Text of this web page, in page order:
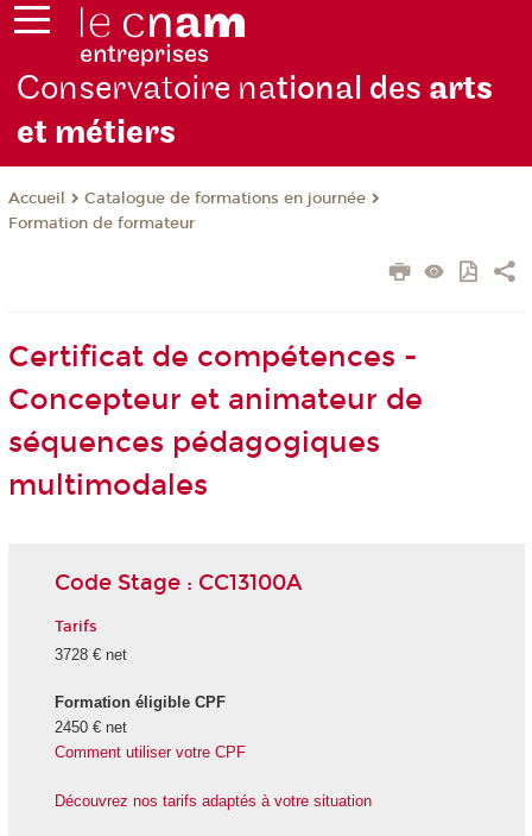
Conservatoire national des arts
et métiers
Accueil
Catalogue de formations en journée
Formation de formateur
Certificat de compétences -
Concepteur et animateur de
séquences pédagogiques
multimodales
Code Stage : CC13100A
Tarifs
3728 € net
Formation éligible CPF
2450 € net
Comment utiliser votre CPF
Découvrez nos tarifs adaptés à votre situation